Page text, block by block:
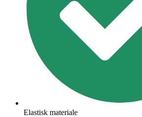
Elastisk materiale